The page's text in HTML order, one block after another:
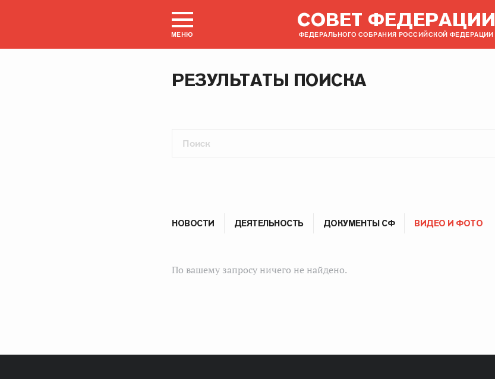
МЕНЮ
СОВЕТ ФЕДЕРАЦИИ
ФЕДЕРАЛЬНОГО СОБРАНИЯ РОССИЙСКОЙ ФЕДЕРАЦИИ
РЕЗУЛЬТАТЫ ПОИСКА
НОВОСТИ ДЕЯТЕЛЬНОСТЬ ДОКУМЕНТЫ СФ ВИДЕО И ФОТО
По вашему запросу ничего не найдено.